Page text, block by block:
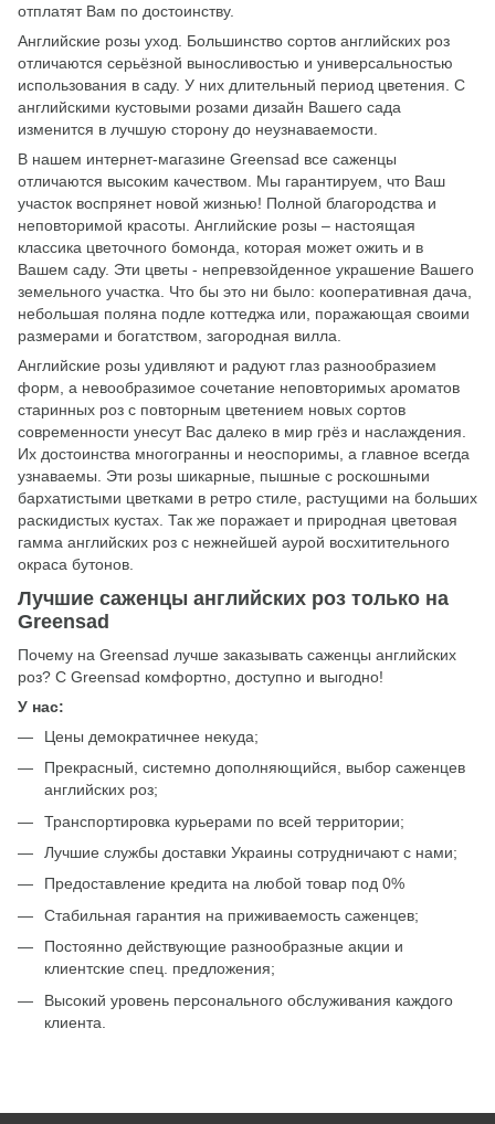
отплатят Вам по достоинству.
Английские розы уход. Большинство сортов английских роз
отличаются серьёзной выносливостью и универсальностью
использования в саду. У них длительный период цветения. С
английскими кустовыми розами дизайн Вашего сада
изменится в лучшую сторону до неузнаваемости.
В нашем интернет-магазине Greensad все саженцы
отличаются высоким качеством. Мы гарантируем, что Ваш
участок воспрянет новой жизнью! Полной благородства и
неповторимой красоты. Английские розы – настоящая
классика цветочного бомонда, которая может ожить и в
Вашем саду. Эти цветы - непревзойденное украшение Вашего
земельного участка. Что бы это ни было: кооперативная дача,
небольшая поляна подле коттеджа или, поражающая своими
размерами и богатством, загородная вилла.
Английские розы удивляют и радуют глаз разнообразием
форм, а невообразимое сочетание неповторимых ароматов
старинных роз с повторным цветением новых сортов
современности унесут Вас далеко в мир грёз и наслаждения.
Их достоинства многогранны и неоспоримы, а главное всегда
узнаваемы. Эти розы шикарные, пышные с роскошными
бархатистыми цветками в ретро стиле, растущими на больших
раскидистых кустах. Так же поражает и природная цветовая
гамма английских роз с нежнейшей аурой восхитительного
окраса бутонов.
Лучшие саженцы английских роз только на
Greensad
Почему на Greensad лучше заказывать саженцы английских
роз? С Greensad комфортно, доступно и выгодно!
У нас:
Цены демократичнее некуда;
Прекрасный, системно дополняющийся, выбор саженцев
английских роз;
Транспортировка курьерами по всей территории;
Лучшие службы доставки Украины сотрудничают с нами;
Предоставление кредита на любой товар под 0%
Стабильная гарантия на приживаемость саженцев;
Постоянно действующие разнообразные акции и
клиентские спец. предложения;
Высокий уровень персонального обслуживания каждого
клиента.